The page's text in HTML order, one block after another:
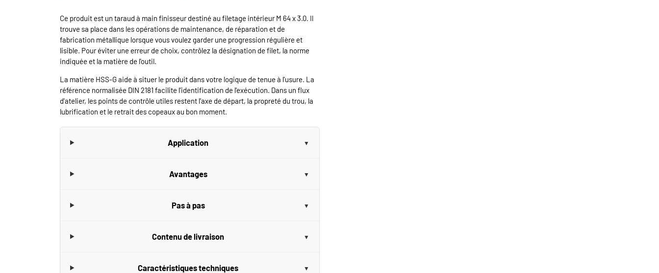
Ce produit est un taraud à main finisseur destiné au filetage intérieur M 64 x 3.0. Il
trouve sa place dans les opérations de maintenance, de réparation et de
fabrication métallique lorsque vous voulez garder une progression régulière et
lisible. Pour éviter une erreur de choix, contrôlez la désignation de filet, la norme
indiquée et la matière de l'outil.
La matière HSS-G aide à situer le produit dans votre logique de tenue à l'usure. La
référence normalisée DIN 2181 facilite l'identification de l'exécution. Dans un flux
d'atelier, les points de contrôle utiles restent l'axe de départ, la propreté du trou, la
lubrification et le retrait des copeaux au bon moment.
Application
Avantages
Pas à pas
Contenu de livraison
Caractéristiques techniques